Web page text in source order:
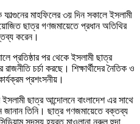
মাহফিলের ৩য় দিন সকালে ইসলামী
ছাত্র গণজমায়েতে প্রধান অতিথির
করেন।
প্রতিষ্ঠার পর থেকে ইসলামী ছাত্র
চর্চা করছে। শিক্ষার্থীদের নৈতিক ও
প্রশংসনীয়।
ছাত্র আন্দোলনে বাংলাদেশ এর সাথে
তিনি। ছাত্র গণজমায়েতে বক্তব্য
সদস্য হযরত মাওলানা নুরুল হুদা